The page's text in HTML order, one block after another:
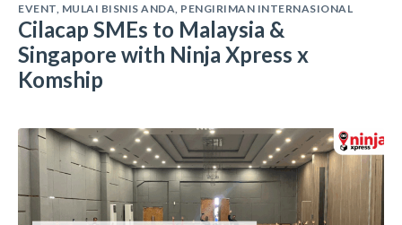
EVENT MULAI BISNIS ANDA PENGIRIMAN INTERNASIONAL
Cilacap SMEs to Malaysia &
Singapore with Ninja Xpress x
Komship